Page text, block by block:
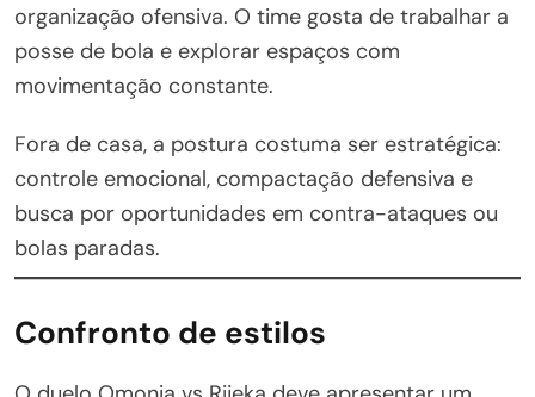
organização ofensiva. O time gosta de trabalhar a
posse de bola e explorar espaços com
movimentação constante.
Fora de casa, a postura costuma ser estratégica:
controle emocional, compactação defensiva e
busca por oportunidades em contra-ataques ou
bolas paradas.
Confronto de estilos